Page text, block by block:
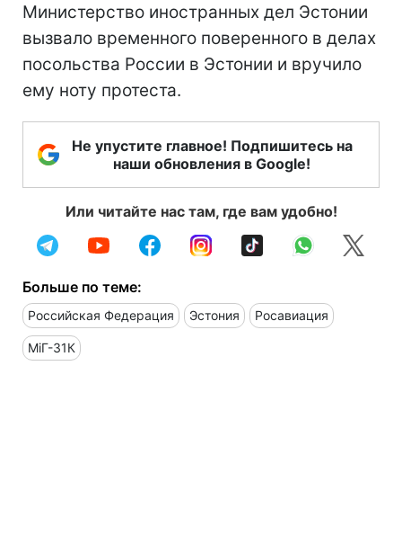
Министерство иностранных дел Эстонии
вызвало временного поверенного в делах
посольства России в Эстонии и вручило
ему ноту протеста.
Не упустите главное! Подпишитесь на
наши обновления в Google!
Или читайте нас там, где вам удобно!
Больше по теме:
Российская Федерация Эстония Росавиация
МіГ-31К